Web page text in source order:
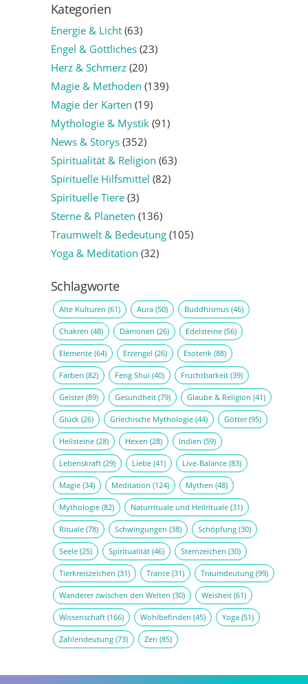
Kategorien
Energie & Licht(63)
Engel & Göttliches(23)
Herz & Schmerz(20)
Magie & Methoden (139)
Magie der Karten (19)
Mythologie & Mystik(91)
News & Storys(352)
Spiritualität & Religion (63)
Spirituelle Hilfsmittel (82)
Spirituelle Tiere(3)
Sterne & Planeten (136)
Traumwelt & Bedeutung(105)
Yoga & Meditation (32)
Schlagworte
Alte Kulturen (61) Aura(50) Buddhismus(46)
Chakren (48) Dämonen (26) Edelsteine(56)
Elemente(64) Erzengel (26) Esoterik(88)
Farben (82) Feng Shui (40) Fruchtbarkeit(39)
Geister(89) Gesundheit(79) Glaube & Religion (41)
Glück(26) Griechische Mythologie(44) Götter(95)
Heilsteine(28) Hexen (28) Indien (59)
Lebenskraft(29) Liebe(41) Live-Balance(83)
Magie(34) Meditation (124) Mythen (48)
Mythologie(82) Naturrituale und Heilrituale(31)
Rituale(78) Schwingungen (38) Schöpfung(30)
Seele(25) Spiritualität(46) Sternzeichen (30)
Tierkreiszeichen (31) Trance(31) Traumdeutung(99)
Wanderer zwischen den Welten (30) Weisheit(61)
Wissenschaft(166) Wohlbefinden (45) Yoga(51)
Zahlendeutung(73) Zen (85)